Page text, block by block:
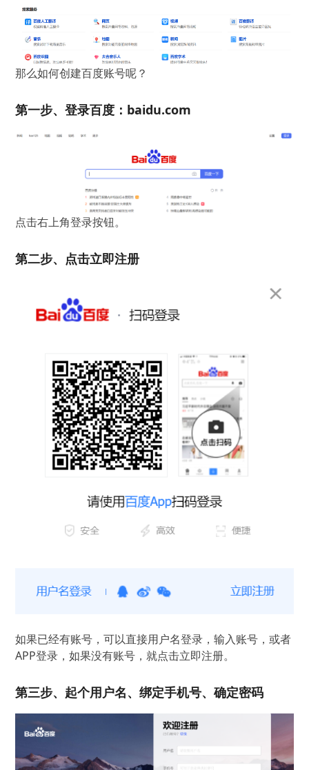
那么如何创建百度账号呢？
第一步、登录百度：baidu.com
点击右上角登录按钮。
第二步、点击立即注册
如果已经有账号，可以直接用户名登录，输入账号，或者
APP登录，如果没有账号，就点击立即注册。
第三步、起个用户名、绑定手机号、确定密码